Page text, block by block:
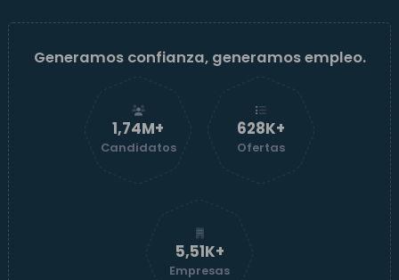
Generamos confianza, generamos empleo.
1,74M+
Candidatos
629K+
Ofertas
5,52K+
Empresas